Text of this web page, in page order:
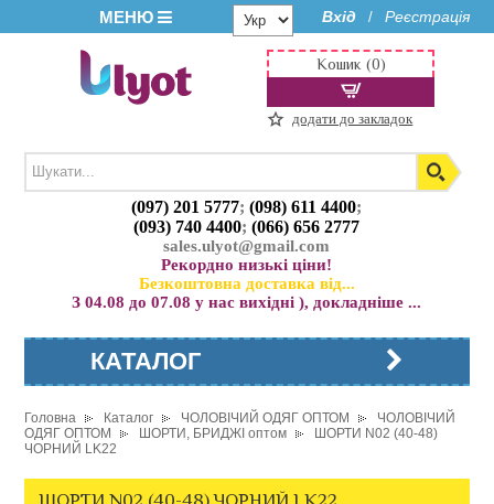
МЕНЮ Вхід / Реєстрація
(097) 201 5777;(098) 611 4400;
(093) 740 4400;(066) 656 2777
sales.ulyot@gmail.com
Рекордно низькі ціни!
Безкоштовна доставка від...
З 04.08 до 07.08 у нас вихідні ), докладніше ...
Кошик (0)
додати до закладок
КАТАЛОГ
Головна Каталог ЧОЛОВІЧИЙ ОДЯГ ОПТОМ
ЧОЛОВІЧИЙ
ОДЯГ ОПТОМ
ШОРТИ, БРИДЖІ оптом
ШОРТИ N02 (40-48)
ЧОРНИЙ LK22
ШОРТИ N02 (40-48) ЧОРНИЙ LK22